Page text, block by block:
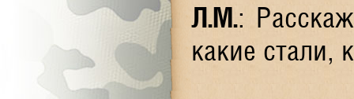
Л.М.:
какие стали,